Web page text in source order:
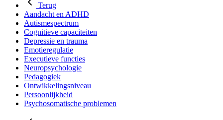
Terug
Aandacht en ADHD
Autismespectrum
Cognitieve capaciteiten
Depressie en trauma
Emotieregulatie
Executieve functies
Neuropsychologie
Pedagogiek
Ontwikkelingsniveau
Persoonlijkheid
Psychosomatische problemen